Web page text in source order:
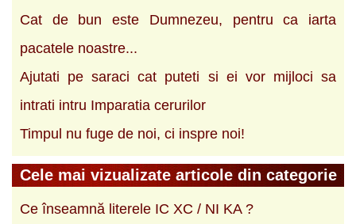
Cat de bun este Dumnezeu, pentru ca iarta
pacatele noastre...
Ajutati pe saraci cat puteti si ei vor mijloci sa
intrati intru Imparatia cerurilor
Timpul nu fuge de noi, ci inspre noi!
Cele mai vizualizate articole din categorie
Ce înseamnă literele IC XC / NI KA ?